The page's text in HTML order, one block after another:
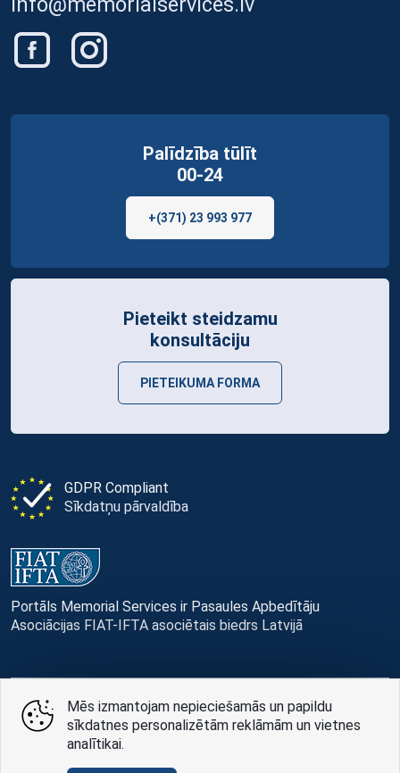
GDPR Compliant
Sīkdatņu pārvaldība
Portāls Memorial Services ir Pasaules Apbedītāju
Asociācijas FIAT-IFTA asociētais biedrs Latvijā
Palīdzība tūlīt
00-24
+(371) 23 993 977
Pieteikt steidzamu
konsultāciju
PIETEIKUMA FORMA
© Memorial Services, 2016 — 2026 pr3-g
Privātuma politikai
Mēs izmantojam nepieciešamās un papildu
sīkdatnes personalizētām reklāmām un vietnes
analītikai.